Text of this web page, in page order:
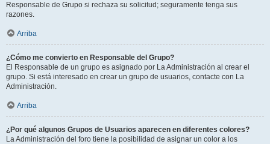
Responsable de Grupo si rechaza su solicitud; seguramente tenga sus
razones.
Arriba
¿Cómo me convierto en Responsable del Grupo?
El Responsable de un grupo es asignado por La Administración al crear el
grupo. Si está interesado en crear un grupo de usuarios, contacte con La
Administración.
Arriba
¿Por qué algunos Grupos de Usuarios aparecen en diferentes colores?
La Administración del foro tiene la posibilidad de asignar un color a los